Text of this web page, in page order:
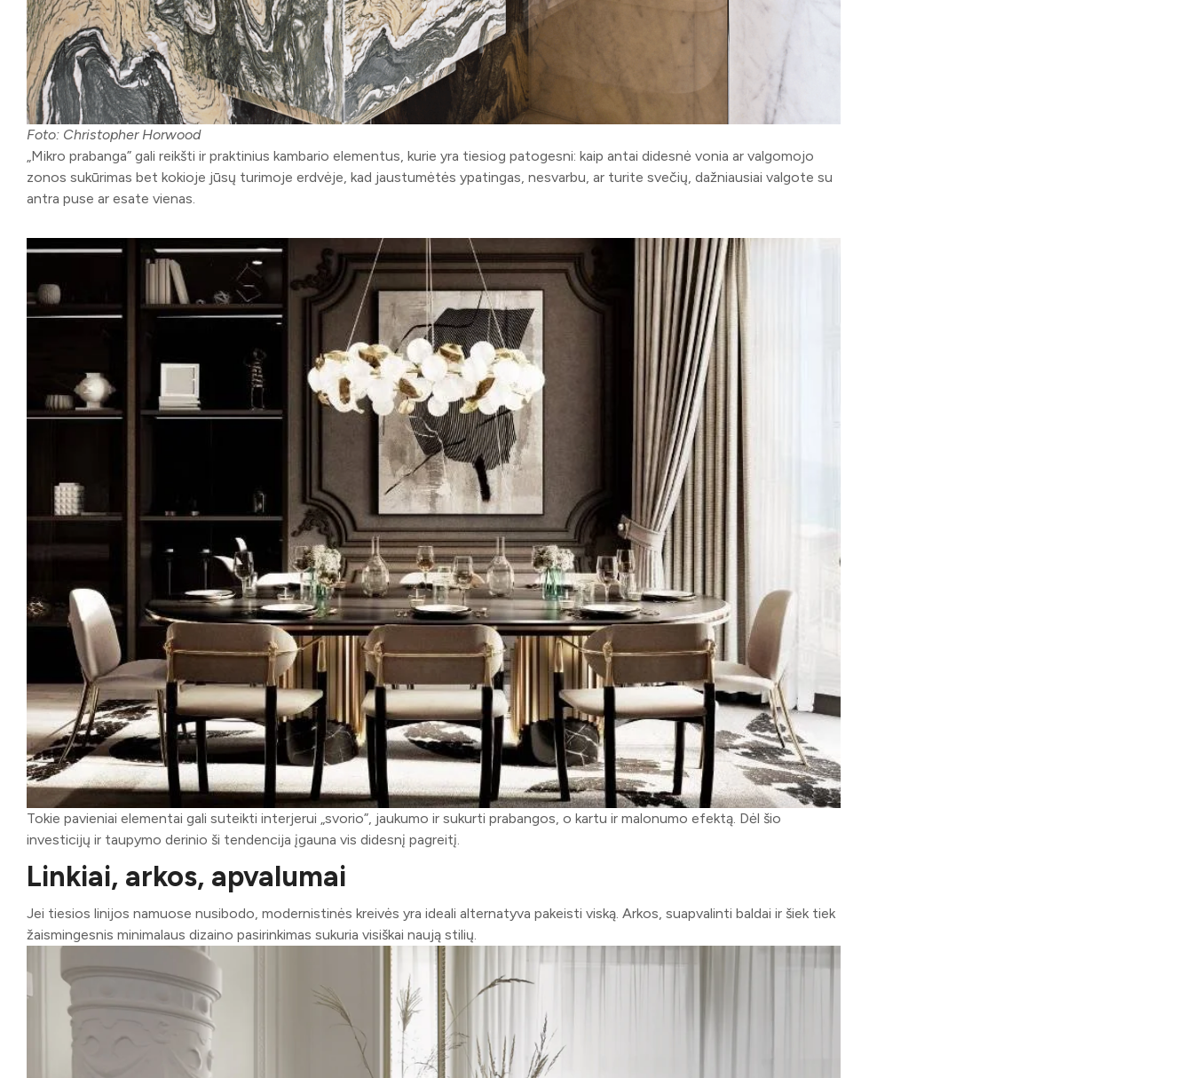
Foto: Christopher Horwood
„Mikro prabanga” gali reikšti ir praktinius kambario elementus, kurie yra tiesiog patogesni: kaip antai didesnė vonia ar valgomojo
zonos sukūrimas bet kokioje jūsų turimoje erdvėje, kad jaustumėtės ypatingas, nesvarbu, ar turite svečių, dažniausiai valgote su
antra puse ar esate vienas.
Tokie pavieniai elementai gali suteikti interjerui „svorio”, jaukumo ir sukurti prabangos, o kartu ir malonumo efektą. Dėl šio
investicijų ir taupymo derinio ši tendencija įgauna vis didesnį pagreitį.
Linkiai, arkos, apvalumai
Jei tiesios linijos namuose nusibodo, modernistinės kreivės yra ideali alternatyva pakeisti viską. Arkos, suapvalinti baldai ir šiek tiek
žaismingesnis minimalaus dizaino pasirinkimas sukuria visiškai naują stilių.